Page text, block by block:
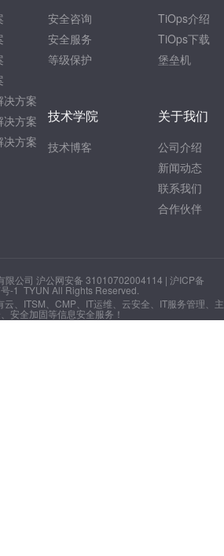
决方案
决方案
决方案
安全咨询
安全服务
等级保护
技术学院
技术博客
TiOps介绍
TiOps下载
堡垒机
关于我们
公司介绍
新闻动态
联系我们
合作伙伴
限公司 沪公网安备 31010702004114 | 沪ICP备
-1 TYUN All Rights Reserved.
、ITSM、CMP、IT运维、云安全、IT服务管理、主
安全加固等信息安全服务！